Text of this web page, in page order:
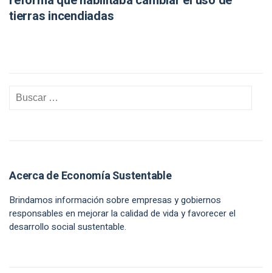
tierras incendiadas
Acerca de Economía Sustentable
Brindamos información sobre empresas y gobiernos
responsables en mejorar la calidad de vida y favorecer el
desarrollo social sustentable.